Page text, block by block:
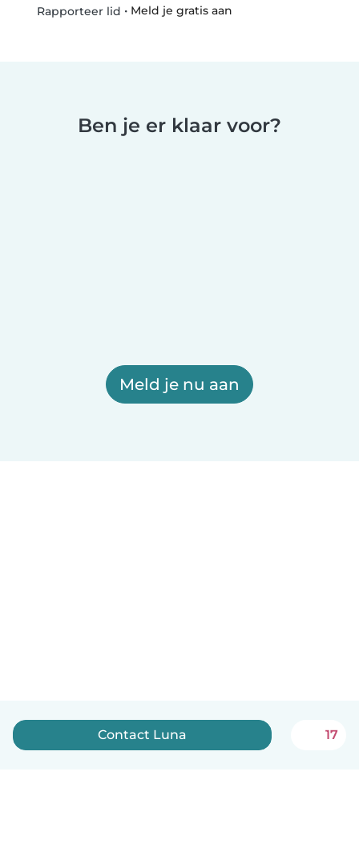
Rapporteer lid • Meld je gratis aan
Ben je er klaar voor?
Meld je nu aan
Contact Luna 17